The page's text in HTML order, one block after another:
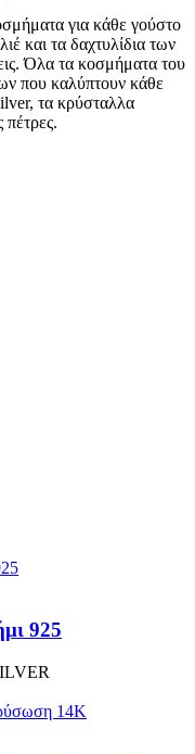
για κάθε γούστο
και τα δαχτυλίδια των
Όλα τα κοσμήματα του
που καλύπτουν κάθε
τα κρύσταλλα
πέτρες.
925